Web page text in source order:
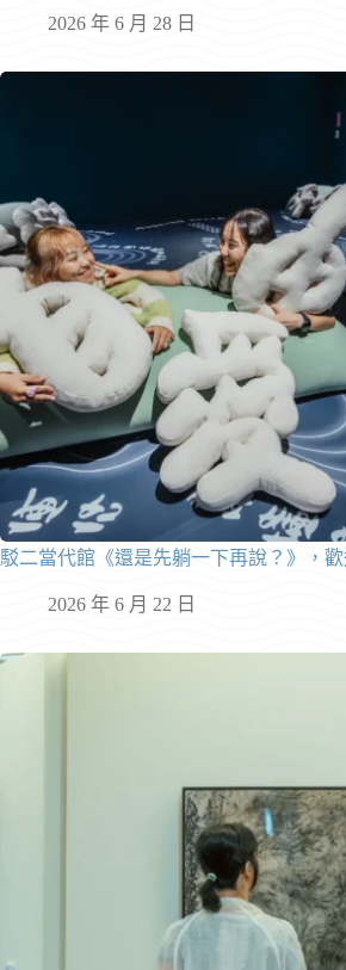
2026 年 6 月 28 日
駁二當代館《還是先躺一下再說？》，歡
2026 年 6 月 22 日